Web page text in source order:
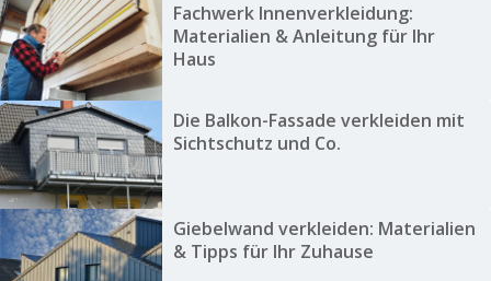
Fachwerk Innenverkleidung:
Materialien & Anleitung für Ihr
Haus
Die Balkon-Fassade verkleiden mit
Sichtschutz und Co.
Giebelwand verkleiden: Materialien
& Tipps für Ihr Zuhause